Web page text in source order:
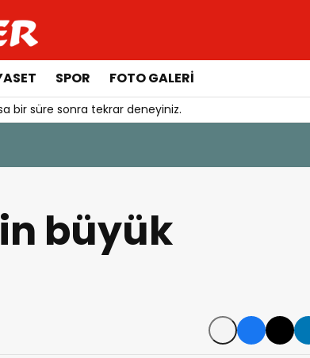
SPOR FOTO GALERİ
bir süre sonra tekrar deneyiniz.
büyük